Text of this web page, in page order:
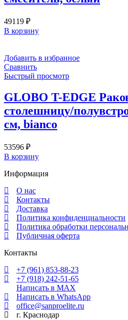
49119 ₽
В корзину
Добавить в избранное
Сравнить
Быстрый просмотр
GLOBO T-EDGE
столешницу/
см, bianco
53596 ₽
В корзину
Информация
О нас
Контакты
Доставка
Политика конфиденциальности
Политика обработки
Публичная оферта
Контакты
+7 (961) 853-88-23
+7 (918) 242-51-65
Написать в MAX
Написать в WhatsApp
office@sanproelite.ru
г. Краснодар